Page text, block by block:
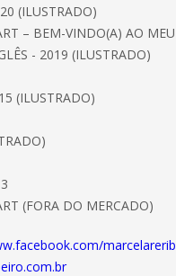
(ILUSTRADO)
– BEM-VINDO(A) AO
- 2019 (ILUSTRADO)
(ILUSTRADO)
(FORA DO MERCADO)